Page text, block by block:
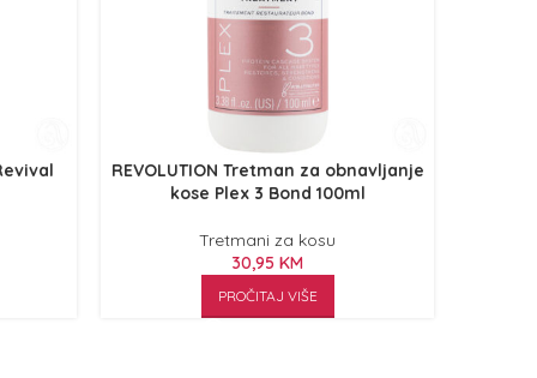
REVOLUTION Tretman za obnavljanje
kose Plex 3 Bond 100ml
Tretmani za kosu
30,95 KM
PROČITAJ VIŠE